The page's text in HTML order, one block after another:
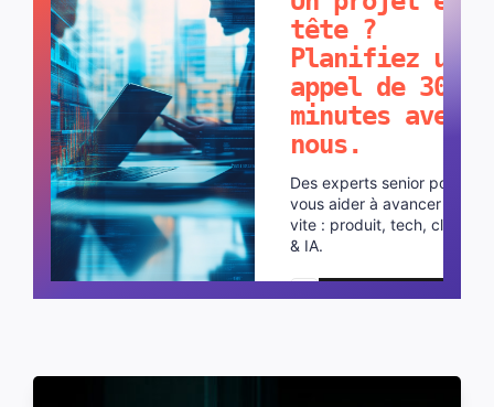
tête ?
Planifiez un
appel de 30
minutes avec
nous.
Des experts senior pour
vous aider à avancer plus
vite : produit, tech, cloud
& IA.
Planifier un appel